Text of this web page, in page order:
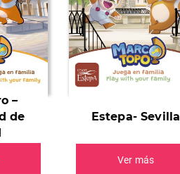
–
de
Estepa- Sevilla
Ver más